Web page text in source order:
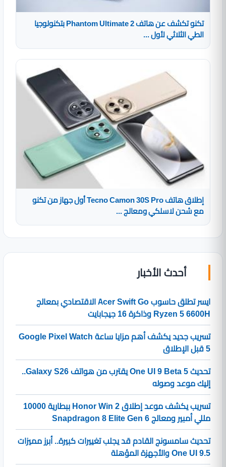
تكنو تكشف عن هاتف Phantom Ultimate 2 بتكنولوجيا
الطي الثلاثي لأول ...
إطلاق هاتف Tecno Camon 30S Pro أول جهاز من تكنو
مع شحن لاسلكي ومعالج ...
أحدث الأخبار
ايسر تطلق حاسوب Acer Swift Go الاقتصادي بمعالج
Ryzen 5 6600H وذاكرة 16 جيجابايت
تسريب جديد يكشف أهم مزايا ساعة Google Pixel Watch
5 قبل الإطلاق
تحديث One UI 9 Beta 5 يقترب من هواتف Galaxy S26..
إليك موعد وصوله
تسريب يكشف موعد إطلاق Honor Win 2 ببطارية 10000
مللي أمبير ومعالج Snapdragon 8 Elite Gen 6
تحديث سامسونج القادم قد يجلب تغييرات كبيرة.. أبرز مميزات
One UI 9.5 والأجهزة المؤهلة